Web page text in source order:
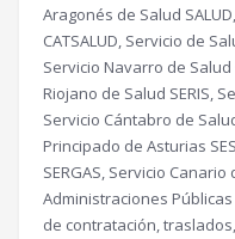
Aragonés de Salud
CATSALUD, Servicio de
Servicio Navarro de Salud
Riojano de Salud SERIS,
Servicio Cántabro de
Principado de Asturias
SERGAS, Servicio
Administraciones
de contratación,